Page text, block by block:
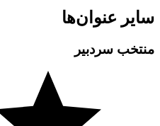
سایر عنوان‌ها
منتخب سردبیر